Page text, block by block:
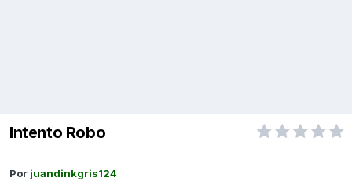
Intento Robo
Por juandinkgris124